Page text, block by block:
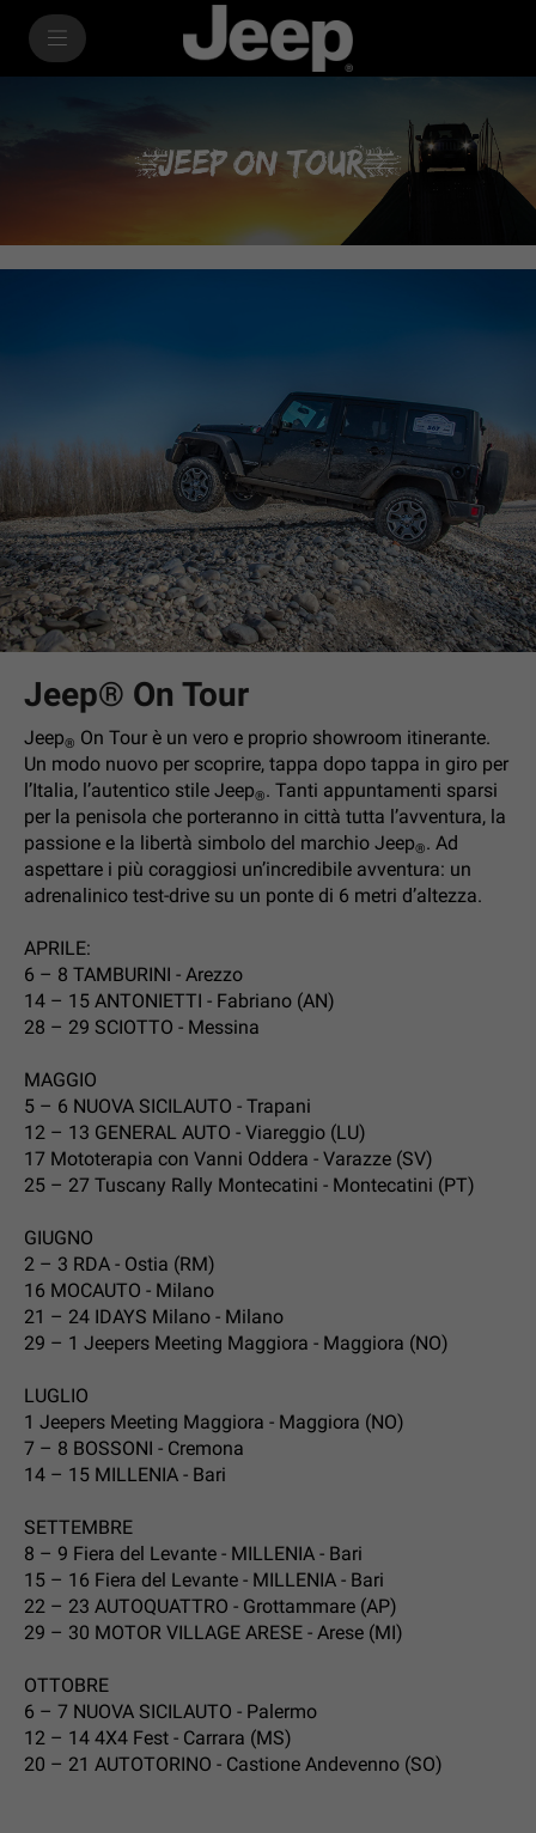
Jeep® On Tour
Jeep® On Tour è un vero e proprio showroom itinerante.
Un modo nuovo per scoprire, tappa dopo tappa in giro per
l’Italia, l’autentico stile Jeep®. Tanti appuntamenti sparsi
per la penisola che porteranno in città tutta l’avventura, la
passione e la libertà simbolo del marchio Jeep®. Ad
aspettare i più coraggiosi un’incredibile avventura: un
adrenalinico test-drive su un ponte di 6 metri d’altezza.
APRILE:
6 – 8 TAMBURINI - Arezzo
14 – 15 ANTONIETTI - Fabriano (AN)
28 – 29 SCIOTTO - Messina
MAGGIO
5 – 6 NUOVA SICILAUTO - Trapani
12 – 13 GENERAL AUTO - Viareggio (LU)
17 Mototerapia con Vanni Oddera - Varazze (SV)
25 – 27 Tuscany Rally Montecatini - Montecatini (PT)
GIUGNO
2 – 3 RDA - Ostia (RM)
16 MOCAUTO - Milano
21 – 24 IDAYS Milano - Milano
29 – 1 Jeepers Meeting Maggiora - Maggiora (NO)
LUGLIO
1 Jeepers Meeting Maggiora - Maggiora (NO)
7 – 8 BOSSONI - Cremona
14 – 15 MILLENIA - Bari
SETTEMBRE
8 – 9 Fiera del Levante - MILLENIA - Bari
15 – 16 Fiera del Levante - MILLENIA - Bari
22 – 23 AUTOQUATTRO - Grottammare (AP)
29 – 30 MOTOR VILLAGE ARESE - Arese (MI)
OTTOBRE
6 – 7 NUOVA SICILAUTO - Palermo
12 – 14 4X4 Fest - Carrara (MS)
20 – 21 AUTOTORINO - Castione Andevenno (SO)